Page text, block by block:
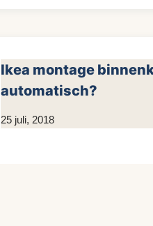
Ikea montage
automatisch?
Door
25 juli, 2018